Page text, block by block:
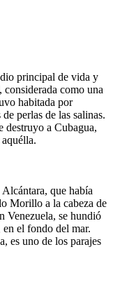
principal de vida y
considerada como una
habitada por
perlas de las salinas.
destruyo a Cubagua,
que había
Morillo a la cabeza de
Venezuela, se hundió
en el fondo del mar.
es uno de los parajes